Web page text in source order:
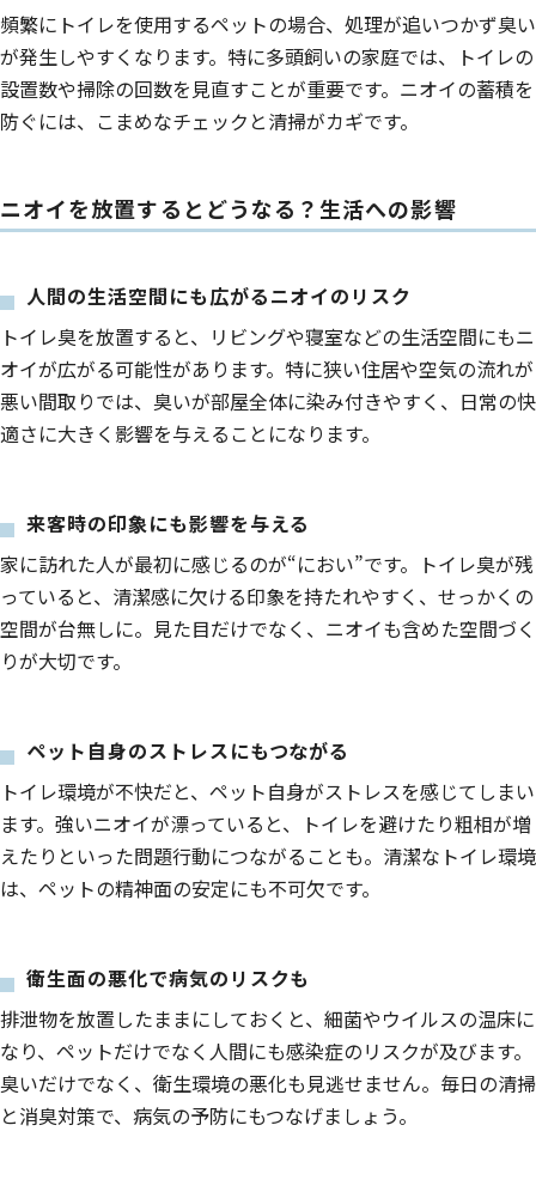
頻繁にトイレを使用するペットの場合、処理が追いつかず臭い
が発生しやすくなります。特に多頭飼いの家庭では、トイレの
設置数や掃除の回数を見直すことが重要です。ニオイの蓄積を
防ぐには、こまめなチェックと清掃がカギです。
ニオイを放置するとどうなる？生活への影響
人間の生活空間にも広がるニオイのリスク
トイレ臭を放置すると、リビングや寝室などの生活空間にもニ
オイが広がる可能性があります。特に狭い住居や空気の流れが
悪い間取りでは、臭いが部屋全体に染み付きやすく、日常の快
適さに大きく影響を与えることになります。
来客時の印象にも影響を与える
家に訪れた人が最初に感じるのが“におい”です。トイレ臭が残
っていると、清潔感に欠ける印象を持たれやすく、せっかくの
空間が台無しに。見た目だけでなく、ニオイも含めた空間づく
りが大切です。
ペット自身のストレスにもつながる
トイレ環境が不快だと、ペット自身がストレスを感じてしまい
ます。強いニオイが漂っていると、トイレを避けたり粗相が増
えたりといった問題行動につながることも。清潔なトイレ環境
は、ペットの精神面の安定にも不可欠です。
衛生面の悪化で病気のリスクも
排泄物を放置したままにしておくと、細菌やウイルスの温床に
なり、ペットだけでなく人間にも感染症のリスクが及びます。
臭いだけでなく、衛生環境の悪化も見逃せません。毎日の清掃
と消臭対策で、病気の予防にもつなげましょう。